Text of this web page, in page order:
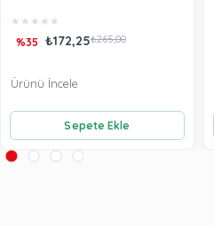
★ ★ ★ ★ ★
₺172,25₺265,00
%35
Sepete Ekle
Ürünü İncele